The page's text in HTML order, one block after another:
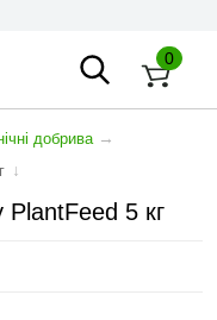
0
добрива →
↓
PlantFeed 5 кг